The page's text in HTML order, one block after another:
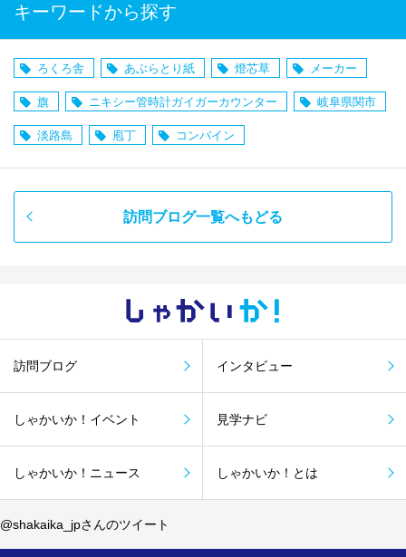
キーワードから探す
ろくろ舎 あぶらとり紙 燈芯草 メーカー
旗 ニキシー管時計ガイガーカウンター 岐阜県関市
淡路島 庖丁 コンバイン
訪問ブログ一覧へもどる
しゃかい か！
訪問ブログ インタビュー
しゃかいか！イベント 見学ナビ
しゃかいか！ニュース しゃかいか！とは
@shakaika_jpさんのツイート